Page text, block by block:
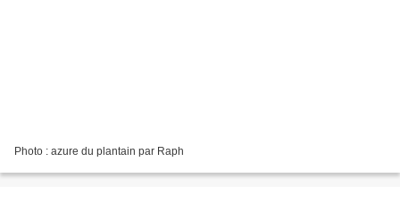
Photo : azure du plantain par Raph